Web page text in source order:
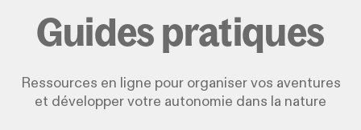
Guides pratiques
Ressources en ligne pour organiser vos aventures
et développer votre autonomie dans la nature